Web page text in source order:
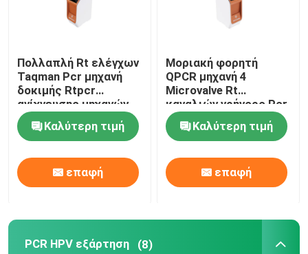
Σπίτι
Βίντεο
Πολλαπλή Rt ελέγχων
Taqman Pcr μηχανή
δοκιμής Rtpcr
ανίχνευσης μηχανών
5KG μοριακή
Καλύτερη τιμή
επαφή
Μοριακή φορητή
QPCR μηχανή 4
Microvalve Rt
καναλιών γρήγορο Pcr
CE μηχανών
Καλύτερη τιμή
επαφή
PCR HPV εξάρτηση (8)